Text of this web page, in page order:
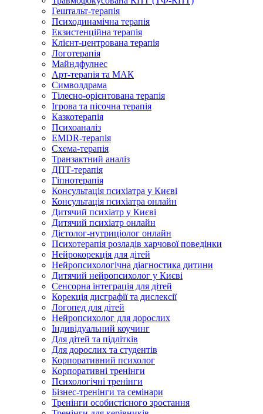
Гештальт-терапія
Психодинамічна терапія
Екзистенційна терапія
Клієнт-центрована терапія
Логотерапія
Майндфулнес
Арт-терапія та МАК
Символдрама
Тілесно-орієнтована терапія
Ігрова та пісочна терапія
Казкотерапія
Психоаналіз
EMDR-терапія
Схема-терапія
Транзактний аналіз
ДПТ-терапія
Гіпнотерапія
Консультація психіатра у Києві
Консультація психіатра онлайн
Дитячий психіатр у Києві
Дитячий психіатр онлайн
Дієтолог-нутриціолог онлайн
Психотерапія розладів харчової поведінки
Нейрокорекція для дітей
Нейропсихологічна діагностика дитини
Дитячий нейропсихолог у Києві
Сенсорна інтеграція для дітей
Корекція дисграфії та дислексії
Логопед для дітей
Нейропсихолог для дорослих
Індивідуальний коучинг
Для дітей та підлітків
Для дорослих та студентів
Корпоративний психолог
Корпоративні тренінги
Психологічні тренінги
Бізнес-тренінги та семінари
Тренінги особистісного зростання